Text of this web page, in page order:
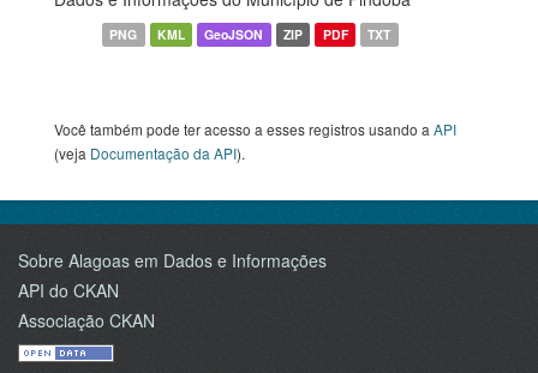
PNG KML GeoJSON ZIP PDF TXT
Você também pode ter acesso a esses registros usando a API
(veja Documentação da API).
Sobre Alagoas em Dados e Informações
API do CKAN
Associação CKAN